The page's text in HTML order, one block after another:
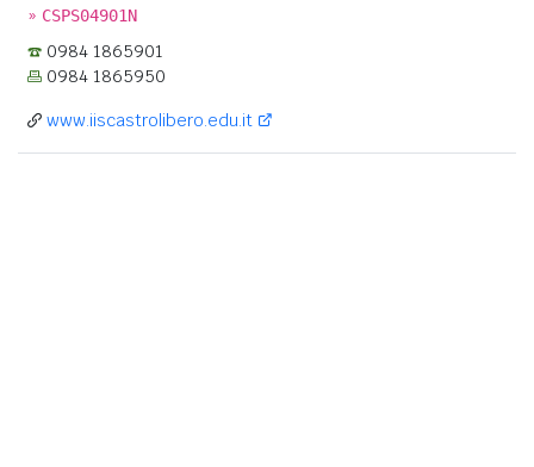
» CSPS04901N
0984 1865901
0984 1865950
www.iiscastrolibero.edu.it